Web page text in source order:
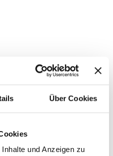
Über Cookies
und Anzeigen zu